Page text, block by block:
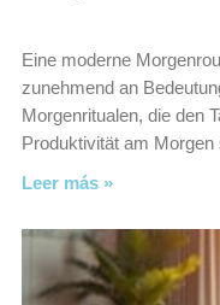
Eine moderne
zunehmend an
Morgenritualen, die den
Produktivität am Morgen
Leer más »